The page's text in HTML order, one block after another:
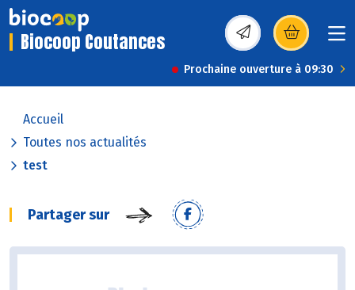
Biocoop Coutances (s’ouvre dans une
Prochaine ouverture à 09:30
Accueil
Toutes nos actualités
test
Partager sur